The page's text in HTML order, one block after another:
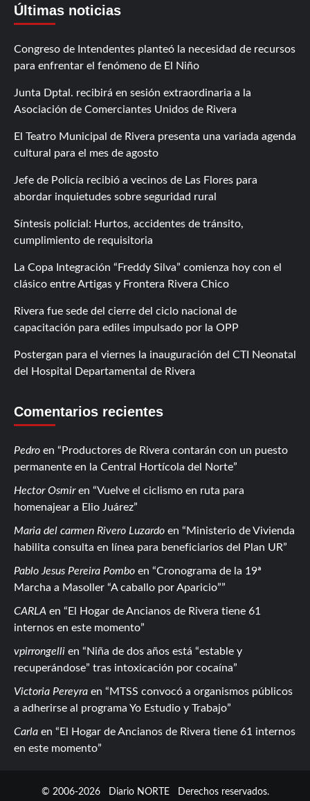
Últimas noticias
Congreso de Intendentes planteó la necesidad de recursos
para enfrentar el fenómeno de El Niño
Junta Dptal. recibirá en sesión extraordinaria a la
Asociación de Comerciantes Unidos de Rivera
El Teatro Municipal de Rivera presenta una variada agenda
cultural para el mes de agosto
Jefe de Policía recibió a vecinos de Las Flores para
abordar inquietudes sobre seguridad rural
Síntesis policial: Hurtos, accidentes de tránsito,
cumplimiento de requisitoria
La Copa Integración “Freddy Silva” comienza hoy con el
clásico entre Artigas y Frontera Rivera Chico
Rivera fue sede del cierre del ciclo nacional de
capacitación para ediles impulsado por la OPP
Postergan para el viernes la inauguración del CTI Neonatal
del Hospital Departamental de Rivera
Comentarios recientes
Pedro en
Productores de Rivera contarán con un puesto
permanente en la Central Hortícola del Norte
Hector Osmiren
Vuelve el ciclismo en ruta para
homenajear a Elio Juárez
Maria del carmen Rivero Luzardo en
Ministerio de Vivienda
habilita consulta en línea para beneficiarios del Plan UR
Pablo Jesus Pereira Pombo en
Cronograma de la 19ª
Marcha a Masoller “A caballo por Aparicio”
CARLA en
El Hogar de Ancianos de Rivera tiene 61
internos en este momento
vpirrongelli en
Niña de dos años está “estable y
recuperándose” tras intoxicación por cocaína
Victoria Pereyra en
MTSS convocó a organismos públicos
a adherirse al programa Yo Estudio y Trabajo
Carla en
El Hogar de Ancianos de Rivera tiene 61 internos
en este momento
© 2006-2026 Diario NORTE Derechos reservados.